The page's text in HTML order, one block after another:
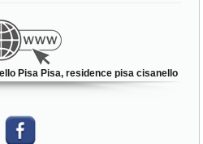
Pisa Pisa, residence pisa cisanello